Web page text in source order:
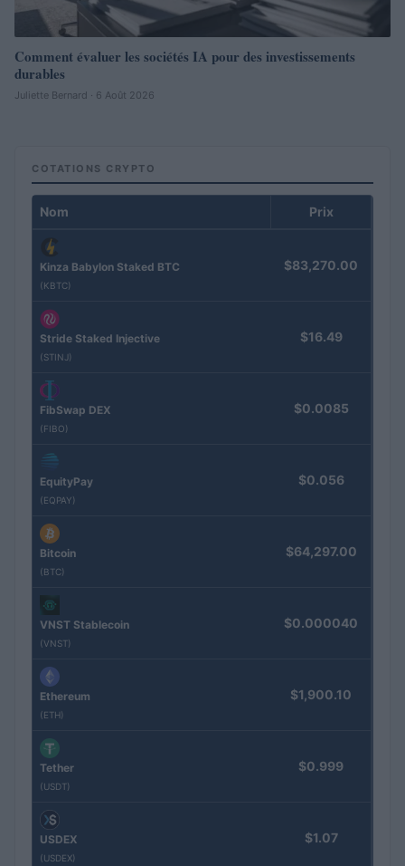
Comment évaluer les sociétés IA pour des investissements
durables
Juliette Bernard · 6 Août 2026
COTATIONS CRYPTO
Nom Prix
Kinza Babylon Staked BTC
(KBTC)
$83,270.00
Stride Staked Injective
(STINJ)
$16.49
FibSwap DEX
(FIBO)
$0.0085
EquityPay
(EQPAY)
$0.056
Bitcoin
(BTC)
$64,297.00
VNST Stablecoin
(VNST)
$0.000040
Ethereum
(ETH)
$1,900.10
Tether
(USDT)
$0.999
USDEX
(USDEX)
$1.07